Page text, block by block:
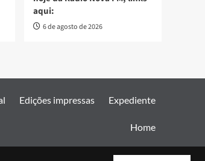
aqui:
6 de agosto de 2026
Edições impressas Expediente
Home